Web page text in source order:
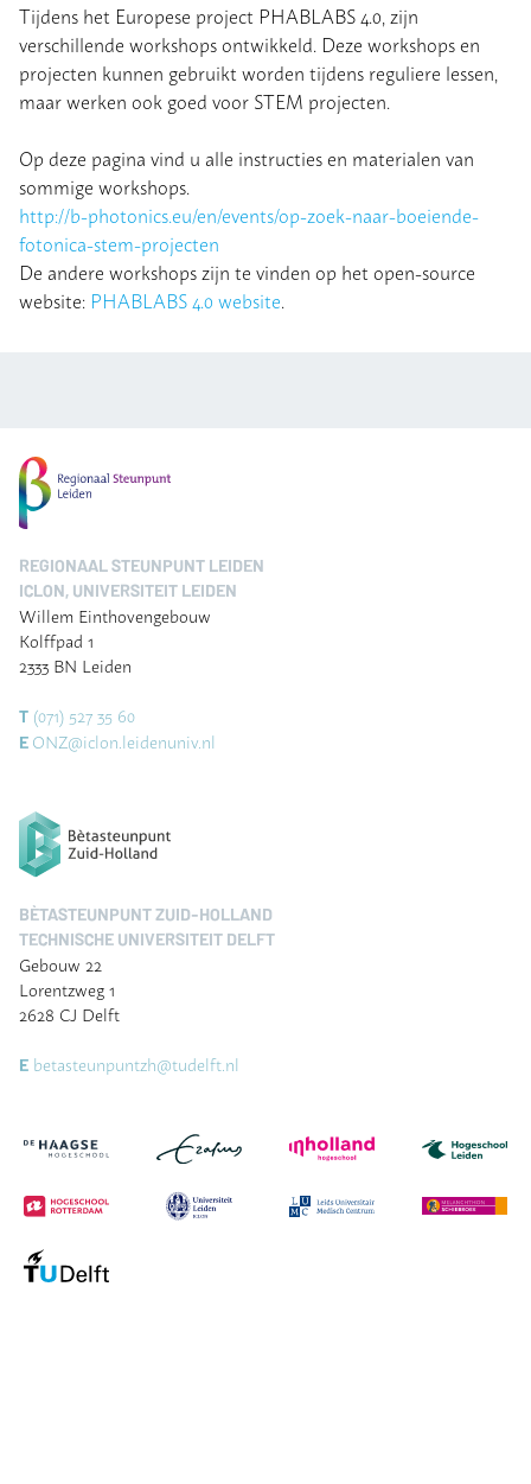
Tijdens het Europese project PHABLABS 4.0, zijn
verschillende workshops ontwikkeld. Deze workshops en
projecten kunnen gebruikt worden tijdens reguliere lessen,
maar werken ook goed voor STEM projecten.
Op deze pagina vind u alle instructies en materialen van
sommige workshops.
http://b-photonics.eu/en/events/op-zoek-naar-boeiende-
fotonica-stem-projecten
De andere workshops zijn te vinden op het open-source
website: PHABLABS 4.0 website.
REGIONAAL STEUNPUNT LEIDEN
ICLON, UNIVERSITEIT LEIDEN
Willem Einthovengebouw
Kolffpad 1
2333 BN Leiden
T (071) 527 35 60
E ONZ@iclon.leidenuniv.nl
BÈTASTEUNPUNT ZUID-HOLLAND
TECHNISCHE UNIVERSITEIT DELFT
Gebouw 22
Lorentzweg 1
2628 CJ Delft
E betasteunpuntzh@tudelft.nl